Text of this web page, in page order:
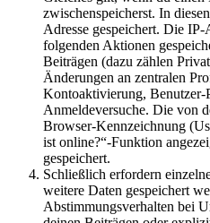
zwischenspeicherst. In
Adresse gespeichert. Die
folgenden Aktionen
Beiträgen (dazu zählen
Änderungen an zentralen
Kontoaktivierung, Benutzer-
Anmeldeversuche. Die von
Browser-Kennzeichnung
ist online?“-Funktion
gespeichert.
Schließlich erfordern
weitere Daten gespeichert
Abstimmungsverhalten bei